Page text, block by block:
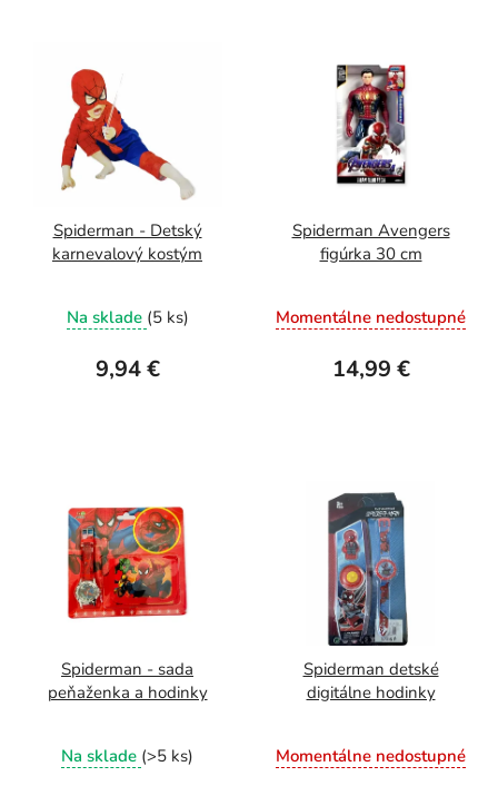
Spiderman - Detský
karnevalový kostým
Na sklade (5 ks)
9,94 €
Spiderman Avengers
figúrka 30 cm
Momentálne nedostupné
14,99 €
Spiderman - sada
peňaženka a hodinky
Na sklade (>5 ks)
Spiderman detské
digitálne hodinky
Momentálne nedostupné